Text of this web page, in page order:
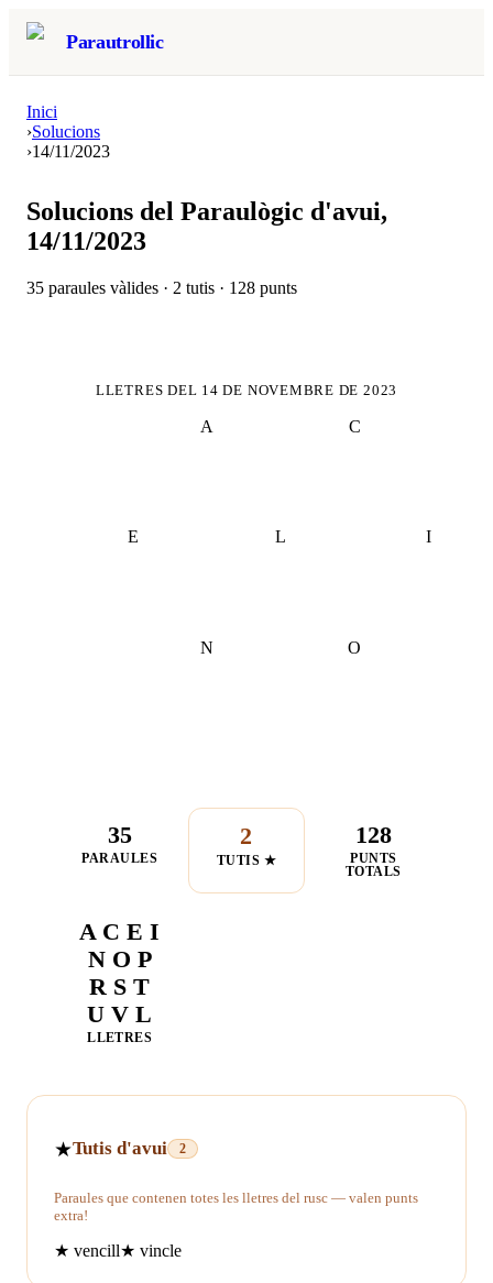
Parautrollic
Inici
›Solucions
›14/11/2023
Solucions del Paraulògic d'avui,
14/11/2023
35 paraules vàlides · 2 tutis · 128 punts
LLETRES DEL 14 DE NOVEMBRE DE 2023
L
A C
E I
N O
35
PARAULES
2
TUTIS ★
128
PUNTS
TOTALS
A C E I
N O P
R S T
U V L
LLETRES
★Tutis d'avui 2
Paraules que contenen totes les lletres del rusc — valen punts
extra!
★ vencill★ vincle